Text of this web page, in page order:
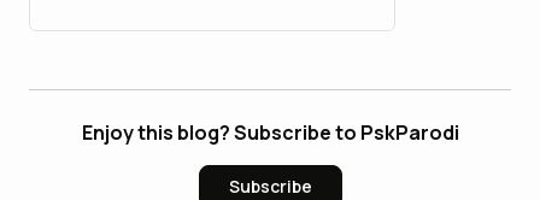
Enjoy this blog? Subscribe to PskParodi
Subscribe